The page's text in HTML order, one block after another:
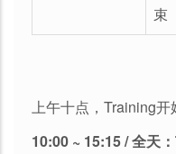
束
上午十点，Training开
10:00 ~ 15:15 / 全天